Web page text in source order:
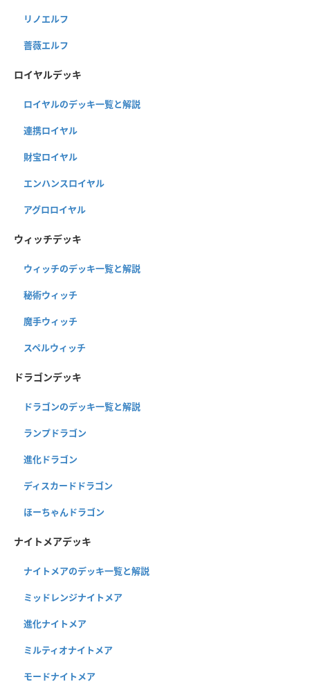
リノエルフ
薔薇エルフ
ロイヤルデッキ
ロイヤルのデッキ一覧と解説
連携ロイヤル
財宝ロイヤル
エンハンスロイヤル
アグロロイヤル
ウィッチデッキ
ウィッチのデッキ一覧と解説
秘術ウィッチ
魔手ウィッチ
スペルウィッチ
ドラゴンデッキ
ドラゴンのデッキ一覧と解説
ランプドラゴン
進化ドラゴン
ディスカードドラゴン
ほーちゃんドラゴン
ナイトメアデッキ
ナイトメアのデッキ一覧と解説
ミッドレンジナイトメア
進化ナイトメア
ミルティオナイトメア
モードナイトメア